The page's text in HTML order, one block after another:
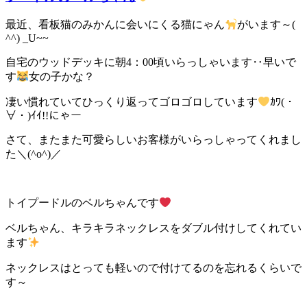
最近、看板猫のみかんに会いにくる猫にゃん
がいます～(
^^) _U~~
自宅のウッドデッキに朝4：00頃いらっしゃいます‥早いで
す
女の子かな？
凄い慣れていてひっくり返ってゴロゴロしています
ｶﾜ(・
∀・)ｲｲ!!にゃー
さて、またまた可愛らしいお客様がいらっしゃってくれまし
た＼(^o^)／
トイプードルのベルちゃんです
ベルちゃん、キラキラネックレスをダブル付けしてくれてい
ます
ネックレスはとっても軽いので付けてるのを忘れるくらいで
す～